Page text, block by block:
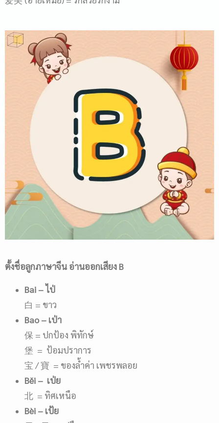
ตั้งชื่อลูกภาษาจีน อ่านออกเสียง B
Bai – ไป่
白 = ขาว
Bao– เป่า
保 = ปกป้อง พิทักษ์
堡 = ป้อมปราการ
宝 / 寶 = ของล้ำค่า เพชรพลอย
Běi – เป่ย
北 = ทิศเหนือ
Bèi – เป้ย